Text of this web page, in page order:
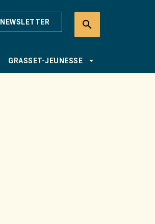
NEWSLETTER search
GRASSET-JEUNESSE arrow_drop_down